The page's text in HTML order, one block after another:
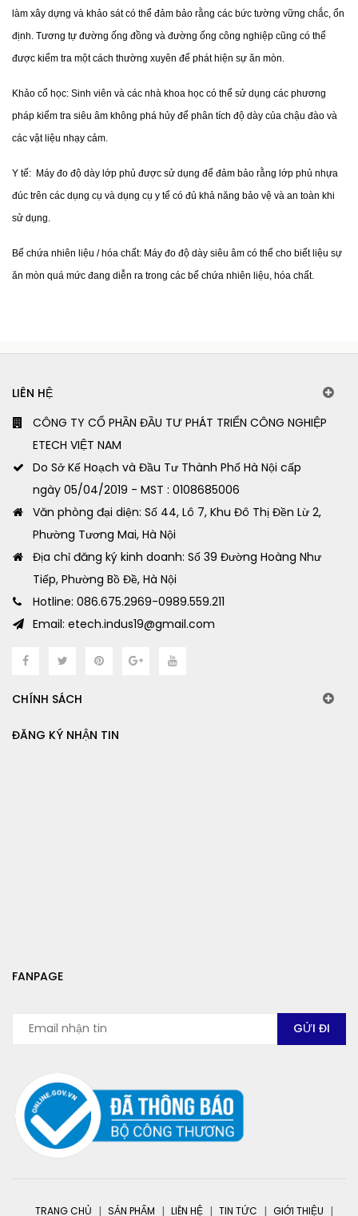
làm xây dựng và khảo sát có thể đảm bảo rằng các bức tường vững chắc, ổn
định. Tương tự đường ống đồng và đường ống công nghiệp cũng có thể
được kiểm tra một cách thường xuyên để phát hiện sự ăn mòn.
Khảo cổ học: Sinh viên và các nhà khoa học có thể sử dụng các phương
pháp kiểm tra siêu âm không phá hủy để phân tích độ dày của chậu đào và
các vật liệu nhạy cảm.
Y tế:  Máy đo độ dày lớp phủ được sử dụng để đảm bảo rằng lớp phủ nhựa
đúc trên các dụng cụ và dụng cụ y tế có đủ khả năng bảo vệ và an toàn khi
sử dụng.
Bể chứa nhiên liệu / hóa chất: Máy đo độ dày siêu âm có thể cho biết liệu sự
ăn mòn quá mức đang diễn ra trong các bể chứa nhiên liệu, hóa chất.
LIÊN HỆ
CÔNG TY CỔ PHẦN ĐẦU TƯ PHÁT TRIỂN CÔNG NGHIỆP
ETECH VIỆT NAM
Do Sở Kế Hoạch và Đầu Tư Thành Phố Hà Nội cấp
ngày 05/04/2019 - MST : 0108685006
Văn phòng đại diện: Số 44, Lô 7, Khu Đô Thị Đền Lừ 2,
Phường Tương Mai, Hà Nội
Địa chỉ đăng ký kinh doanh: Số 39 Đường Hoàng Như
Tiếp, Phường Bồ Đề, Hà Nội
Hotline: 086.675.2969-0989.559.211
Email: etech.indus19@gmail.com
CHÍNH SÁCH
ĐĂNG KÝ NHẬN TIN
FANPAGE
TRANG CHỦ SẢN PHẨM LIÊN HỆ TIN TỨC GIỚI THIỆU